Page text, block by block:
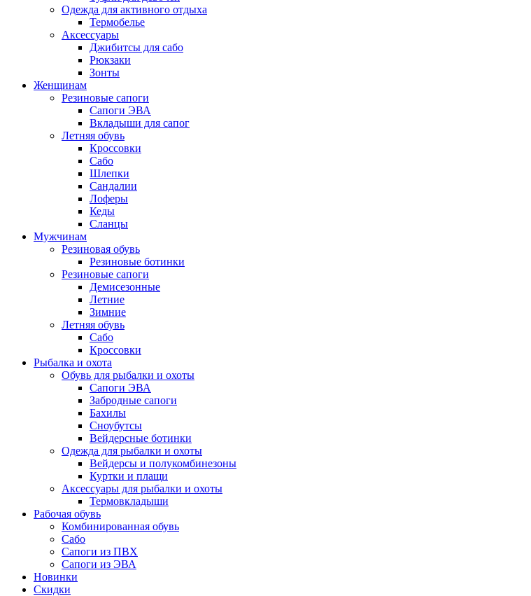
Одежда для активного отдыха
Термобелье
Аксессуары
Джибитсы для сабо
Рюкзаки
Зонты
Женщинам
Резиновые сапоги
Cапоги ЭВА
Вкладыши для сапог
Летняя обувь
Кроссовки
Сабо
Шлепки
Сандалии
Лоферы
Кеды
Сланцы
Мужчинам
Резиновая обувь
Резиновые ботинки
Резиновые сапоги
Демисезонные
Летние
Зимние
Летняя обувь
Сабо
Кроссовки
Рыбалка и охота
Обувь для рыбалки и охоты
Сапоги ЭВА
Забродные сапоги
Бахилы
Сноубутсы
Вейдерсные ботинки
Одежда для рыбалки и охоты
Вейдерсы и полукомбинезоны
Куртки и плащи
Аксессуары для рыбалки и охоты
Термовкладыши
Рабочая обувь
Комбинированная обувь
Сабо
Сапоги из ПВХ
Сапоги из ЭВА
Новинки
Скидки